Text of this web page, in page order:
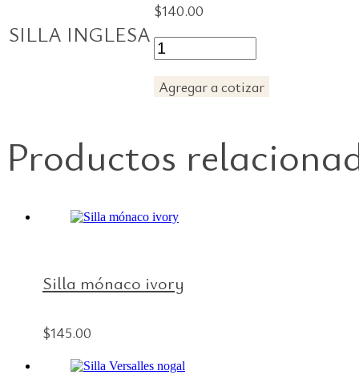
SILLA INGLESA
$140.00
Silla
inglesa
cantidad
Agregar a cotizar
Productos
Silla mónaco ivory
$145.00